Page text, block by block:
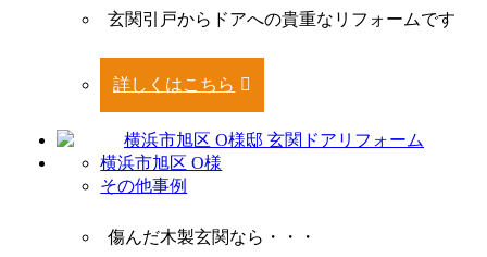
玄関引戸からドアへの貴重なリフォームです
詳しくはこちら
横浜市旭区 O様
その他事例
傷んだ木製玄関なら・・・